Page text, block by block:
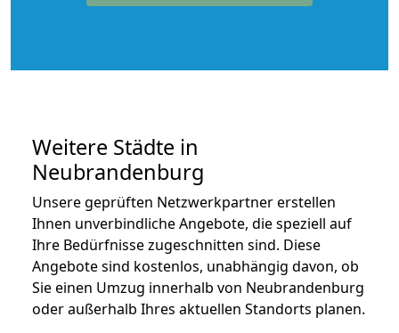
Weitere Städte in
Neubrandenburg
Unsere geprüften Netzwerkpartner erstellen
Ihnen unverbindliche Angebote, die speziell auf
Ihre Bedürfnisse zugeschnitten sind. Diese
Angebote sind kostenlos, unabhängig davon, ob
Sie einen Umzug innerhalb von Neubrandenburg
oder außerhalb Ihres aktuellen Standorts planen.